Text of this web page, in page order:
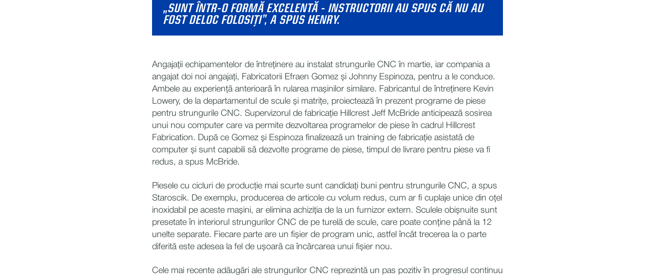
„SUNT ÎNTR-O FORMĂ EXCELENTĂ - INSTRUCTORII AU SPUS CĂ NU AU
FOST DELOC FOLOSIȚI”, A SPUS HENRY.
Angajații echipamentelor de întreținere au instalat strungurile CNC în martie, iar compania a
angajat doi noi angajați, Fabricatorii Efraen Gomez și Johnny Espinoza, pentru a le conduce.
Ambele au experiență anterioară în rularea mașinilor similare. Fabricantul de întreținere Kevin
Lowery, de la departamentul de scule și matrițe, proiectează în prezent programe de piese
pentru strungurile CNC. Supervizorul de fabricație Hillcrest Jeff McBride anticipează sosirea
unui nou computer care va permite dezvoltarea programelor de piese în cadrul Hillcrest
Fabrication. După ce Gomez și Espinoza finalizează un training de fabricație asistată de
computer și sunt capabili să dezvolte programe de piese, timpul de livrare pentru piese va fi
redus, a spus McBride.
Piesele cu cicluri de producție mai scurte sunt candidați buni pentru strungurile CNC, a spus
Staroscik. De exemplu, producerea de articole cu volum redus, cum ar fi cuplaje unice din oțel
inoxidabil pe aceste mașini, ar elimina achiziția de la un furnizor extern. Sculele obișnuite sunt
presetate în interiorul strungurilor CNC de pe turelă de scule, care poate conține până la 12
unelte separate. Fiecare parte are un fișier de program unic, astfel încât trecerea la o parte
diferită este adesea la fel de ușoară ca încărcarea unui fișier nou.
Cele mai recente adăugări ale strungurilor CNC reprezintă un pas pozitiv în progresul continuu